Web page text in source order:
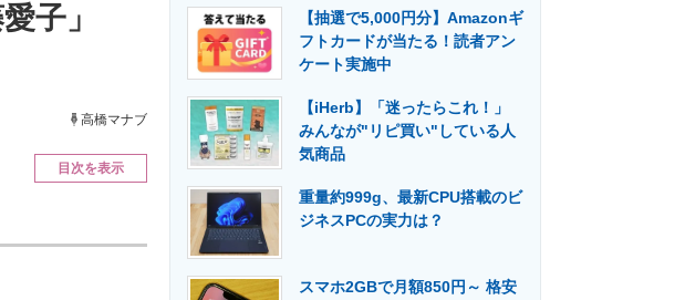
エネルギーの専門メディア 建設×テクノロジーの最前線
子」
高橋マナブ
目次を表示
【抽選で5,000円分】Amazonギ
フトカードが当たる！読者アン
ケート実施中
【iHerb】「迷ったらこれ！」
みんなが"リピ買い"している人
気商品
重量約999g、最新CPU搭載のビ
ジネスPCの実力は？
スマホ2GBで月額850円～ 格安